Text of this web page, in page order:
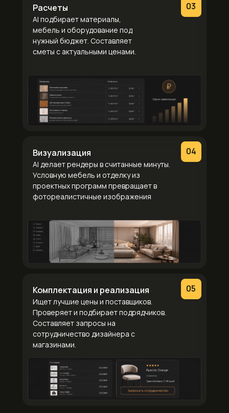
Расчеты
AI подбирает материалы,
мебель и оборудование под
нужный бюджет. Составляет
сметы с актуальными ценами.
03
Визуализация
AI делает рендеры в считанные минуты.
Условную мебель и отделку из
проектных программ превращает в
фотореалистичные изображения
04
Комплектация и реализация
Ищет лучшие цены и поставщиков.
Проверяет и подбирает подрядчиков.
Составляет запросы на
сотрудничество дизайнера с
магазинами.
05